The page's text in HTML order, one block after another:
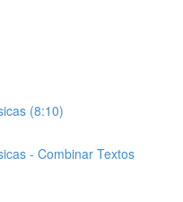
(8:10)
- Combinar Textos